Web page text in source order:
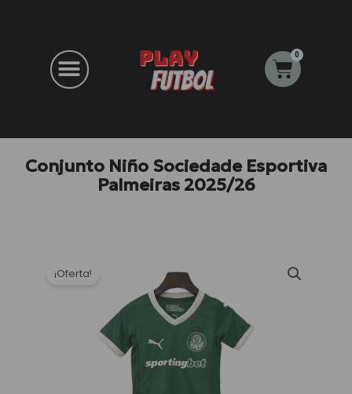
0
Carrito
Conjunto Niño Sociedade Esportiva
Palmeiras 2025/26
¡Oferta!